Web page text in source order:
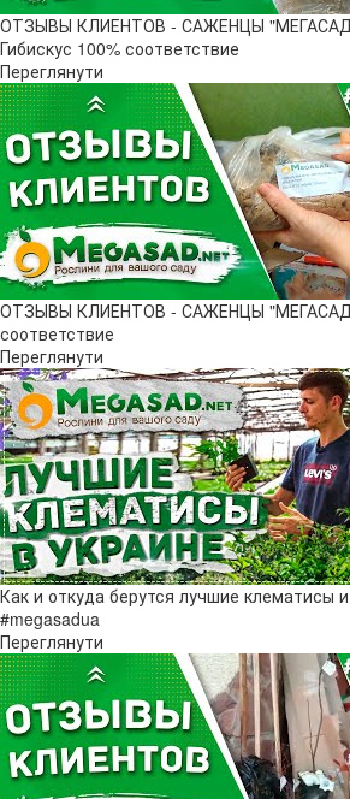
ОТЗЫВЫ КЛИЕНТОВ - САЖЕНЦЫ
Гибискус 100% соответствие
Переглянути
ОТЗЫВЫ КЛИЕНТОВ - САЖЕНЦЫ
соответствие
Переглянути
Как и откуда берутся лучшие клематисы
#megasadua
Переглянути